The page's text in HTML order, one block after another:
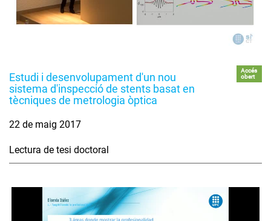
Estudi i desenvolupament d'un nou
sistema d'inspecció de stents basat en
tècniques de metrologia òptica
Accés
obert
22 de maig 2017
Lectura de tesi doctoral